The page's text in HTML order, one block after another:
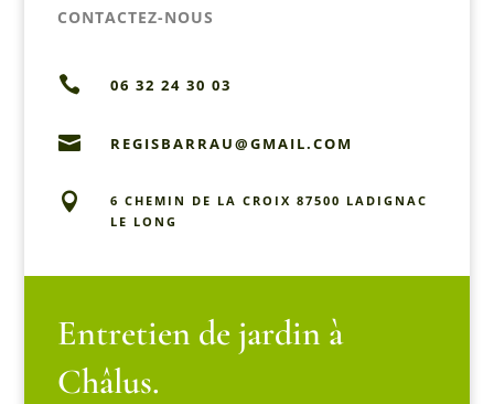
CONTACTEZ-NOUS
 06 32 24 30 03
 REGISBARRAU@GMAIL.COM

6 CHEMIN DE LA CROIX 87500 LADIGNAC
LE LONG
Entretien de jardin à
Châlus.